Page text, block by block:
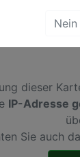
dieser
IP-Adresse
Sie auch